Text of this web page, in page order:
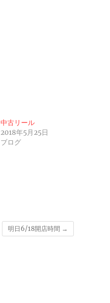
中古リール
2018年5月25日
ブログ
明日6/18開店時間 →